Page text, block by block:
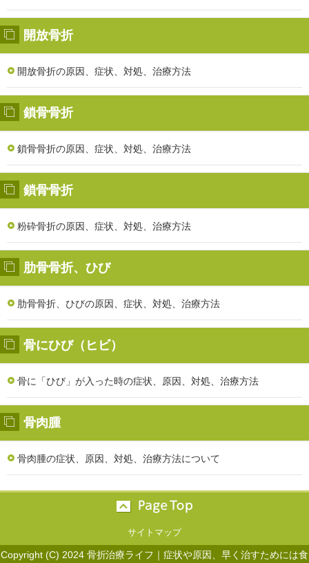
開放骨折
開放骨折の原因、症状、対処、治療方法
鎖骨骨折
鎖骨骨折の原因、症状、対処、治療方法
鎖骨骨折
粉砕骨折の原因、症状、対処、治療方法
肋骨骨折、ひび
肋骨骨折、ひびの原因、症状、対処、治療方法
骨にひび（ヒビ）
骨に「ひび」が入った時の症状、原因、対処、治療方法
骨肉腫
骨肉腫の症状、原因、対処、治療方法について
サイトマップ
Copyright (C) 2024 骨折治療ライフ｜症状や原因、早く治すためには食